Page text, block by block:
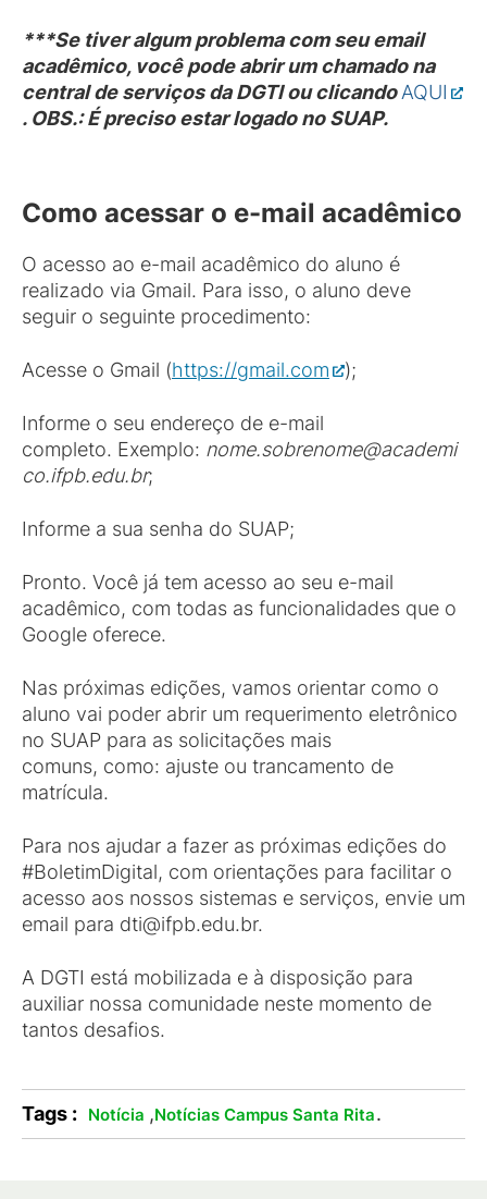
***Se tiver algum problema com seu email
acadêmico, você pode abrir um chamado na
central de serviços da DGTI ou clicandoAQUI
. OBS.: É preciso estar logado no SUAP.
Como acessar o e-mail acadêmico
O acesso ao e-mail acadêmico do aluno é
realizado via Gmail. Para isso, o aluno deve
seguir o seguinte procedimento:
Acesse o Gmail (https://gmail.com );
Informe o seu endereço de e-mail
completo. Exemplo: nome.sobrenome@academi
co.ifpb.edu.br;
Informe a sua senha do SUAP;
Pronto. Você já tem acesso ao seu e-mail
acadêmico, com todas as funcionalidades que o
Google oferece.
Nas próximas edições, vamos orientar como o
aluno vai poder abrir um requerimento eletrônico
no SUAP para as solicitações mais
comuns, como: ajuste ou trancamento de
matrícula.
Para nos ajudar a fazer as próximas edições do
#BoletimDigital, com orientações para facilitar o
acesso aos nossos sistemas e serviços, envie um
email para dti@ifpb.edu.br.
A DGTI está mobilizada e à disposição para
auxiliar nossa comunidade neste momento de
tantos desafios.
Tags : Notícia ,Notícias Campus Santa Rita.